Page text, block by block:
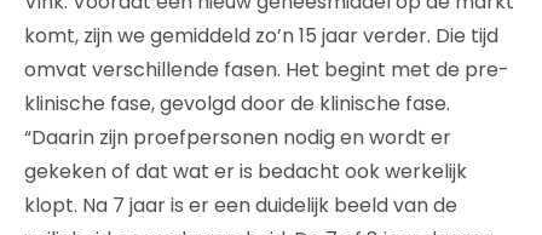
komt, zijn we gemiddeld zo’n 15 jaar verder. Die tijd
omvat verschillende fasen. Het begint met de pre-
klinische fase, gevolgd door de klinische fase.
“Daarin zijn proefpersonen nodig en wordt er
gekeken of dat wat er is bedacht ook werkelijk
klopt. Na 7 jaar is er een duidelijk beeld van de